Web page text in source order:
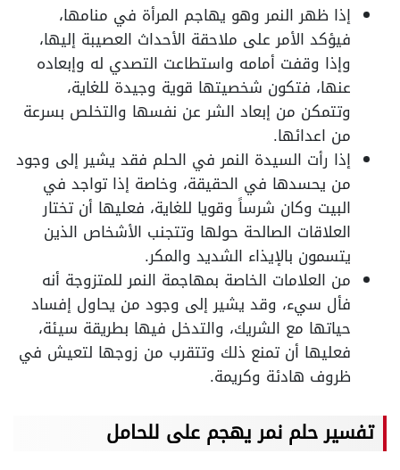
إذا ظهر النمر وهو يهاجم المرأة في منامها،
فيؤكد الأمر على ملاحقة الأحداث العصيبة إليها،
وإذا وقفت أمامه واستطاعت التصدي له وإبعاده
عنها، فتكون شخصيتها قوية وجيدة للغاية،
وتتمكن من إبعاد الشر عن نفسها والتخلص بسرعة
من اعدائها.
إذا رأت السيدة النمر في الحلم فقد يشير إلى وجود
من يحسدها في الحقيقة، وخاصة إذا تواجد في
البيت وكان شرساً وقويا للغاية، فعليها أن تختار
العلاقات الصالحة حولها وتتجنب الأشخاص الذين
يتسمون بالإيذاء الشديد والمكر.
من العلامات الخاصة بمهاجمة النمر للمتزوجة أنه
فأل سيء، وقد يشير إلى وجود من يحاول إفساد
حياتها مع الشريك، والتدخل فيها بطريقة سيئة،
فعليها أن تمنع ذلك وتتقرب من زوجها لتعيش في
ظروف هادئة وكريمة.
تفسير حلم نمر يهجم على للحامل